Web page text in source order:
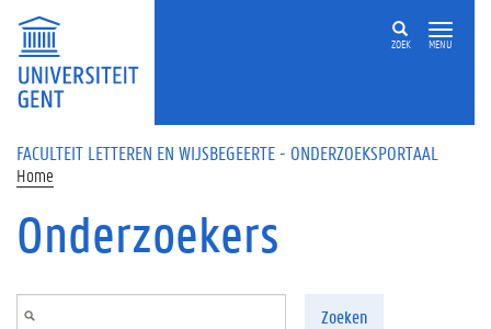
Overslaan en naar de inhoud gaan
ZOEK MENU
FACULTEIT LETTEREN EN WIJSBEGEERTE - ONDERZOEKSPORTAAL
Home
Onderzoekers
Zoeken